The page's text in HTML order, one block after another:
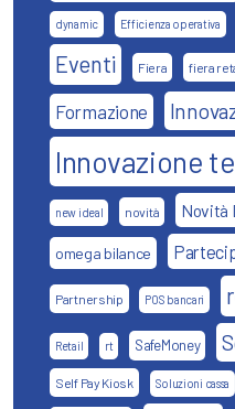
dynamic Efficienza operativa
Eventi Fiera fiera
Formazione
Innovazione
new ideal novità Novità
omega bilance
Partnership POS bancari
Retail rt SafeMoney
Self Pay Kiosk Soluzioni cassa